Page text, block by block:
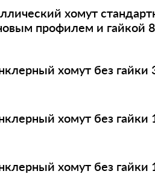
хомут
профилем и гайкой
хомут без гайки
хомут без гайки
хомут без гайки